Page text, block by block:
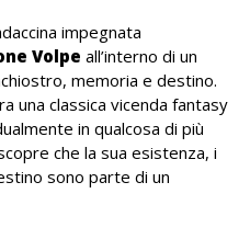
impegnata
Volpe all’interno di un
memoria e destino.
una classica vicenda fantasy
in qualcosa di più
che la sua esistenza, i
sono parte di un